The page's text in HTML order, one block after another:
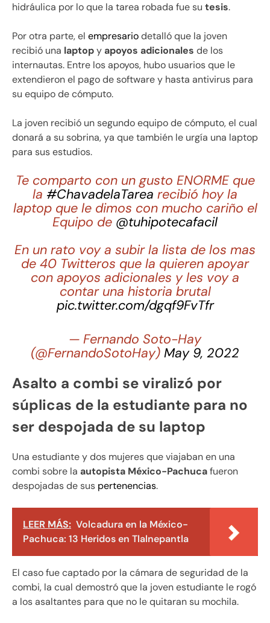
hidráulica por lo que la tarea robada fue su tesis.
Por otra parte, el empresariodetalló que la joven
recibió una laptopyapoyos adicionales de los
internautas. Entre los apoyos, hubo usuarios que le
extendieron el pago de software y hasta antivirus para
su equipo de cómputo.
La joven recibió un segundo equipo de cómputo, el cual
donará a su sobrina, ya que también le urgía una laptop
para sus estudios.
Te comparto con un gusto ENORME que
la #ChavadelaTarea recibió hoy la
laptop que le dimos con mucho cariño el
Equipo de @tuhipotecafacil
En un rato voy a subir la lista de los mas
de 40 Twitteros que la quieren apoyar
con apoyos adicionales y les voy a
contar una historia brutal
pic.twitter.com/dgqf9FvTfr
— Fernando Soto-Hay
(@FernandoSotoHay) May 9, 2022
Asalto a combi se viralizó por
súplicas de la estudiante para no
ser despojada de su laptop
Una estudiante y dos mujeres que viajaban en una
combi sobre la autopista México-Pachucafueron
despojadas de sus pertenencias.
LEER MÁS: Volcadura en la México-
Pachuca: 13 Heridos en Tlalnepantla
El caso fue captado por la cámara de seguridad de la
combi, la cual demostró que la joven estudiante le rogó
a los asaltantes para que no le quitaran su mochila.